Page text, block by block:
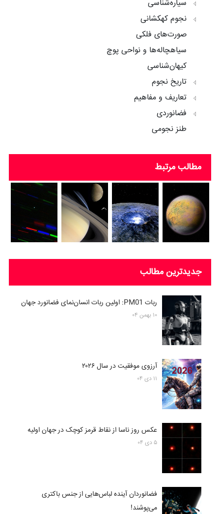
سیاره‌شناسی
نجوم کهکشانی
صورت‌های فلکی
سیاهچاله‌ها و نواحی پوچ
کیهان‌شناسی
تاریخ نجوم
تعاریف و مفاهیم
فضانوردی
طنز نجومی
مطالب مرتبط
جدیدترین مطالب
ربات PM01: اولین ربات انسان‌نمای فضانورد جهان
۱۰ بهمن ۰۴
آرزوی موفقیت در سال ۲۰۲۶
۱۱ دی ۰۴
عکس روز ناسا از نقاط قرمز کوچک در جهان اولیه
۵ دی ۰۴
فضانوردان آینده لباس‌هایی از جنس باکتری
می‌پوشند!